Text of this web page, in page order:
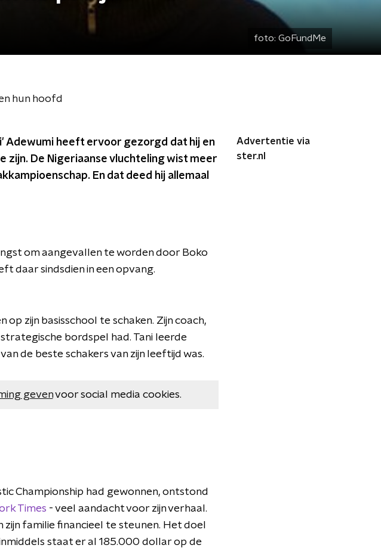
foto: GoFundMe
hun hoofd
Adewumi heeft ervoor gezorgd dat hij en
zijn. De Nigeriaanse vluchteling wist meer
En dat deed hij allemaal
om aangevallen te worden door Boko
daar sindsdien in een opvang.
zijn basisschool te schaken. Zijn coach,
bordspel had. Tani leerde
de beste schakers van zijn leeftijd was.
gevenvoor social media cookies.
Championship had gewonnen, ontstond
Times - veel aandacht voor zijn verhaal.
zijn familie financieel te steunen. Het doel
staat er al 185.000 dollar op de
Advertentie via
ster.nl